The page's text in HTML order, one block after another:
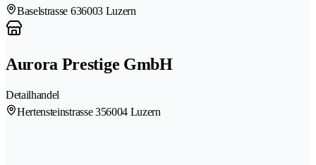
Baselstrasse 636003 Luzern
Aurora Prestige GmbH
Detailhandel
Hertensteinstrasse 356004 Luzern